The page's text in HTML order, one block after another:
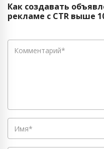
Как создавать
рекламе с CTR выше